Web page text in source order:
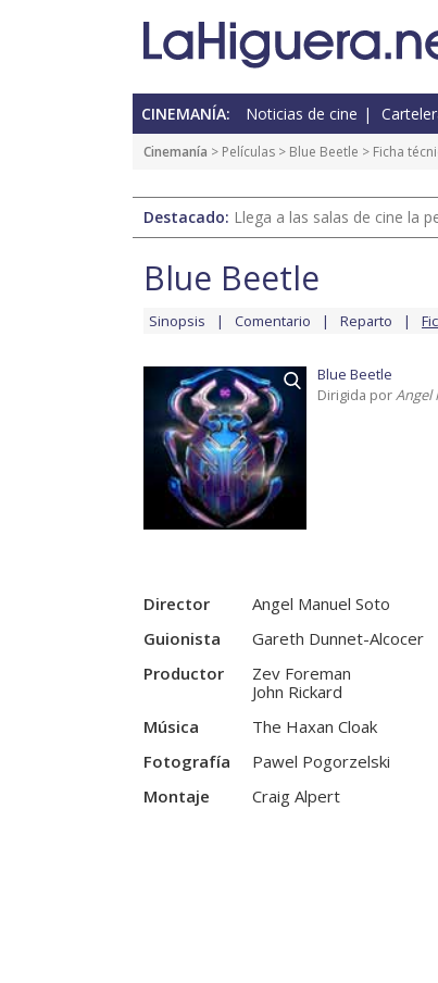
CINEMANÍA: Noticias de cine
Cinemanía > Películas > Blue Beetle > Ficha
Destacado: Llega a las salas de cine la
Blue Beetle
Sinopsis Comentario Reparto
Blue Beetle
Dirigida porAngel
Director
Angel Manuel Soto
Guionista
Gareth Dunnet-Alcocer
Productor
Zev Foreman
John Rickard
Música
The Haxan Cloak
Fotografía
Pawel Pogorzelski
Montaje
Craig Alpert